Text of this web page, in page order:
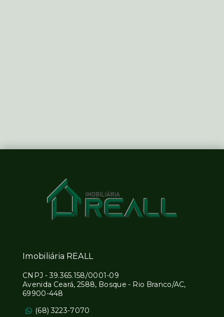
Imobiliária REALL
CNPJ -39.365.158/0001-09
Avenida Ceará, 2588, Bosque - Rio Branco/AC,
69900-448
(68) 3223-7070